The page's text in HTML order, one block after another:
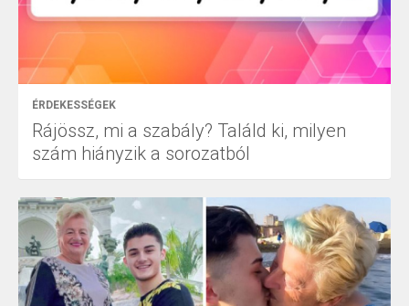
ÉRDEKESSÉGEK
Rájössz, mi a szabály? Találd ki, milyen
szám hiányzik a sorozatból